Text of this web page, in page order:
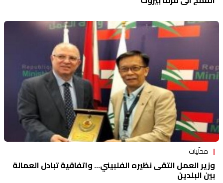
محلّيات
وزير العمل التقى نظيره الفلبيني... واتفاقية تبادل العمالة
بين البلدين